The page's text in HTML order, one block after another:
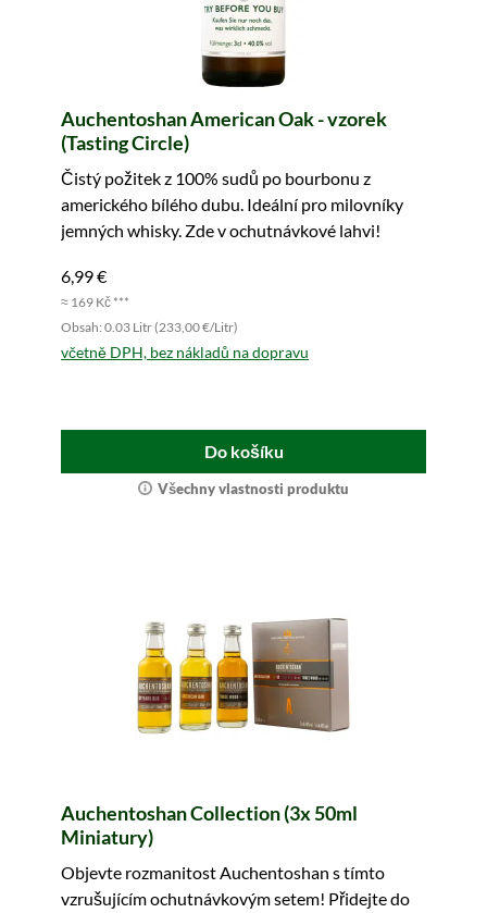
Auchentoshan American Oak - vzorek
(Tasting Circle)
Čistý požitek z 100% sudů po bourbonu z
amerického bílého dubu. Ideální pro milovníky
jemných whisky. Zde v ochutnávkové lahvi!
6,99 €
≈ 169 Kč ***
Obsah: 0.03 Litr (233,00 €/Litr)
včetně DPH, bez nákladů na dopravu
Do košíku
Všechny vlastnosti produktu
Auchentoshan Collection (3x 50ml
Miniatury)
Objevte rozmanitost Auchentoshan s tímto
vzrušujícím ochutnávkovým setem! Přidejte do